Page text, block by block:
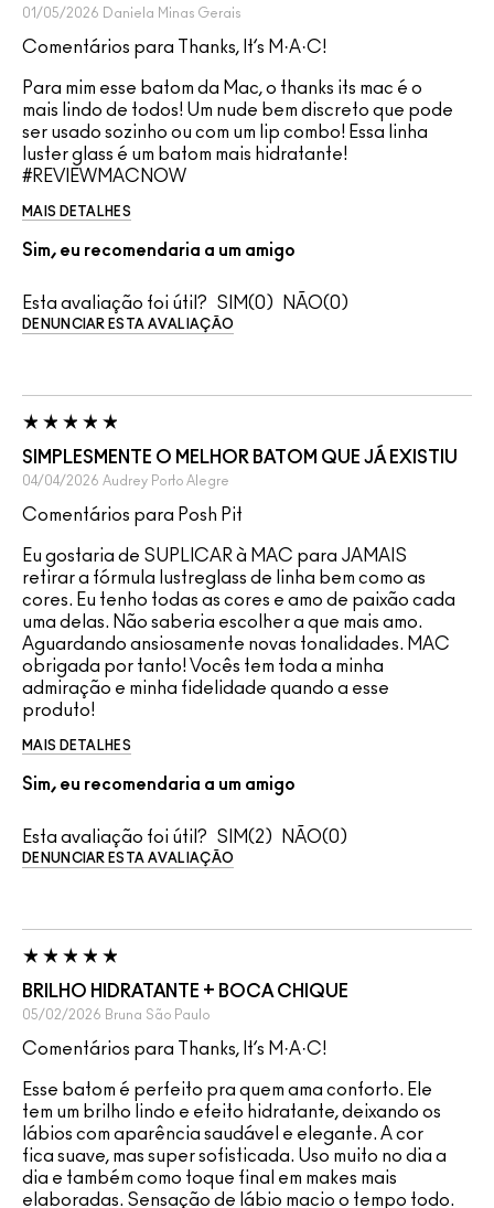
01/05/2026 Daniela Minas Gerais
Comentários para Thanks, It’s M·A·C!
Para mim esse batom da Mac, o thanks its mac é o
mais lindo de todos! Um nude bem discreto que pode
ser usado sozinho ou com um lip combo! Essa linha
luster glass é um batom mais hidratante!
#REVIEWMACNOW
MAIS DETALHES
Sim, eu recomendaria a um amigo
Esta avaliação foi útil? 0 0
DENUNCIAR ESTA AVALIAÇÃO
SIMPLESMENTE O MELHOR BATOM QUE JÁ EXISTIU
04/04/2026 Audrey Porto Alegre
Comentários para Posh Pit
Eu gostaria de SUPLICAR à MAC para JAMAIS
retirar a fórmula lustreglass de linha bem como as
cores. Eu tenho todas as cores e amo de paixão cada
uma delas. Não saberia escolher a que mais amo.
Aguardando ansiosamente novas tonalidades. MAC
obrigada por tanto! Vocês tem toda a minha
admiração e minha fidelidade quando a esse
produto!
MAIS DETALHES
Sim, eu recomendaria a um amigo
Esta avaliação foi útil? 2 0
DENUNCIAR ESTA AVALIAÇÃO
BRILHO HIDRATANTE + BOCA CHIQUE
05/02/2026 Bruna São Paulo
Comentários para Thanks, It’s M·A·C!
Esse batom é perfeito pra quem ama conforto. Ele
tem um brilho lindo e efeito hidratante, deixando os
lábios com aparência saudável e elegante. A cor
fica suave, mas super sofisticada. Uso muito no dia a
dia e também como toque final em makes mais
elaboradas. Sensação de lábio macio o tempo todo.